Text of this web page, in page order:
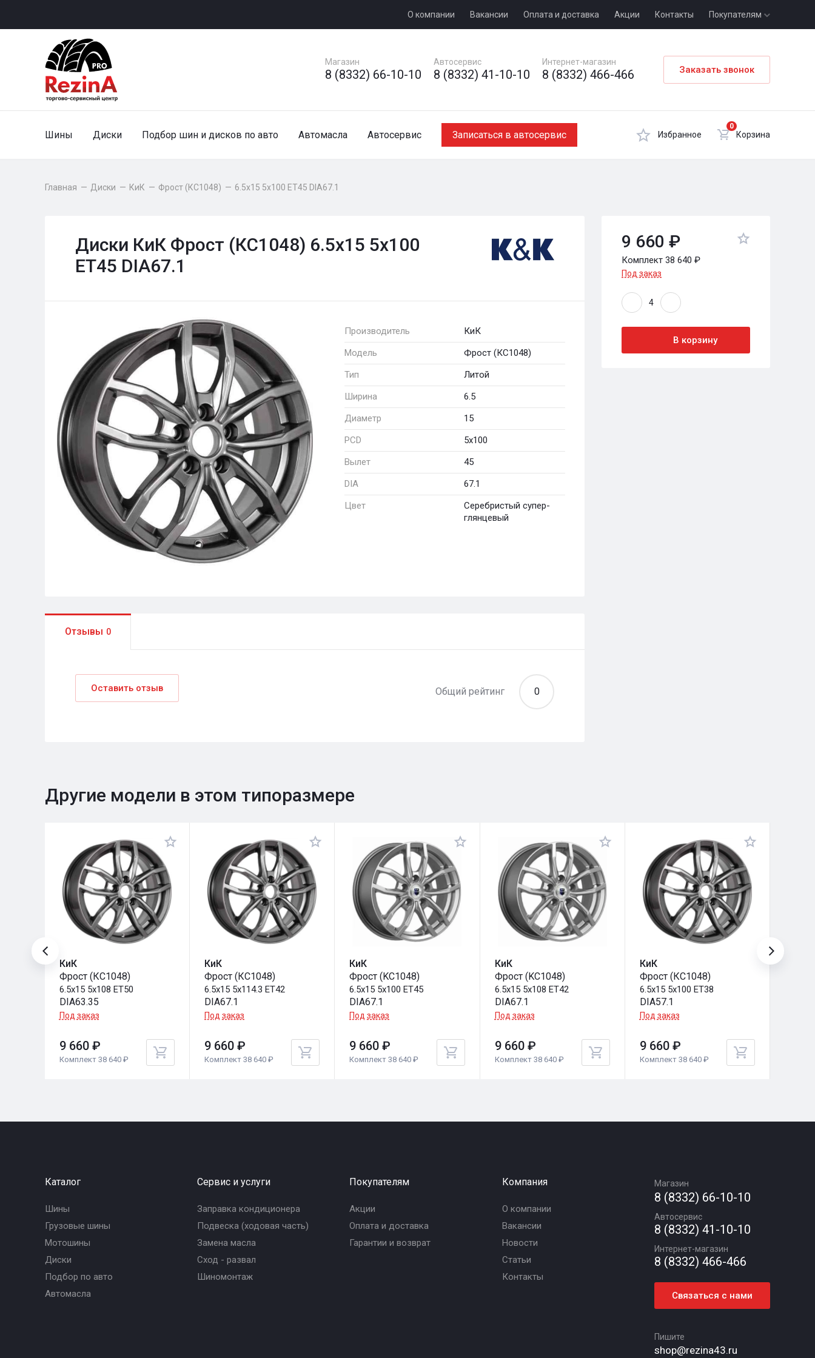
О компании Вакансии Оплата и доставка Акции Контакты Покупателям
Магазин
8 (8332) 66-10-10
Автосервис
8 (8332) 41-10-10
Интернет-магазин
8 (8332) 466-466 Заказать звонок
Шины Диски Подбор шин и дисков по авто Автомасла Автосервис Записаться в автосервис Избранное
0
Корзина
Главная — Диски — КиК — Фрост (КС1048) — 6.5x15 5x100 ET45 DIA67.1
Диски КиК Фрост (КС1048) 6.5x15 5x100
ET45 DIA67.1
Производитель
КиК
Модель
Фрост (КС1048)
Тип
Литой
Ширина
6.5
Диаметр
15
PCD
5x100
Вылет
45
DIA
67.1
Цвет
Серебристый супер-
глянцевый
Отзывы 0
Оставить отзыв Общий рейтинг 0
9 660 ₽
Комплект 38 640 ₽
Под заказ
В корзину
Другие модели в этом типоразмере
КиК
Фрост (КС1048)
6.5x15 5x108 ET50
DIA63.35
Под заказ
9 660 ₽
Комплект 38 640 ₽
КиК
Фрост (КС1048)
6.5x15 5x114.3 ET42
DIA67.1
Под заказ
9 660 ₽
Комплект 38 640 ₽
КиК
Фрост (KC1048)
6.5x15 5x100 ET45
DIA67.1
Под заказ
9 660 ₽
Комплект 38 640 ₽
КиК
Фрост (KC1048)
6.5x15 5x108 ET42
DIA67.1
Под заказ
9 660 ₽
Комплект 38 640 ₽
КиК
Фрост (КС1048)
6.5x15 5x100 ET38
DIA57.1
Под заказ
9 660 ₽
Комплект 38 640 ₽
Каталог
Шины
Грузовые шины
Мотошины
Диски
Подбор по авто
Автомасла
Сервис и услуги
Заправка кондиционера
Подвеска (ходовая часть)
Замена масла
Сход - развал
Шиномонтаж
Покупателям
Акции
Оплата и доставка
Гарантии и возврат
Компания
О компании
Вакансии
Новости
Статьи
Контакты
Магазин
8 (8332) 66-10-10
Автосервис
8 (8332) 41-10-10
Интернет-магазин
8 (8332) 466-466
Связаться с нами
Пишите
shop@rezina43.ru